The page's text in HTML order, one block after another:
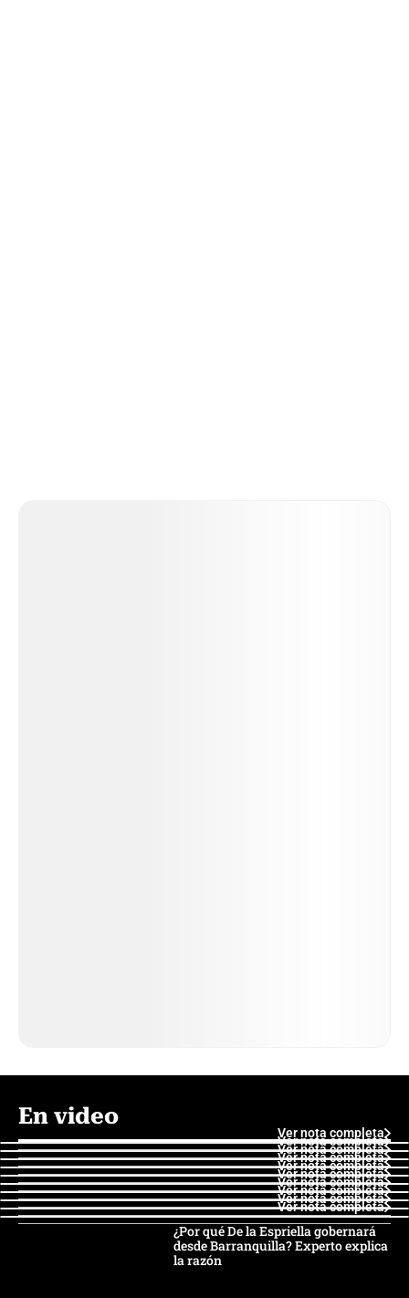
En video
Ver nota completa
Ver nota completa
Ver nota completa
Ver nota completa
Ver nota completa
Ver nota completa
Ver nota completa
Ver nota completa
Ver nota completa
Ver nota completa
¿Por qué De la Espriella gobernará
desde Barranquilla? Experto explica
la razón